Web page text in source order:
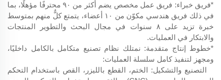
*فريق خبراء: فريق عمل مخصص يضم أكثر من ٩٠ محترفًا مؤهلًا، بما
في ذلك فريق هندسي مكوّن من ١٠ أعضاء، يتمتع كلٌّ منهم بمتوسط
خبرة تزيد على ٨ سنوات في مجال البحث والتطوير المنتجات
والابتكار في العمليات.
*خطوط إنتاج متقدمة: نمتلك نظام تصنيع متكامل بالكامل داخليًا،
ومجهز لتنفيذ كامل سلسلة العمليات:
التصنيع والتشكيل: الختم، القطع بالليزر، القص باستخدام التحكم